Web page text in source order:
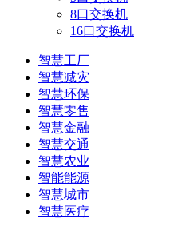
8口交换机
16口交换机
智慧工厂
智慧减灾
智慧环保
智慧零售
智慧金融
智慧交通
智慧农业
智能能源
智慧城市
智慧医疗